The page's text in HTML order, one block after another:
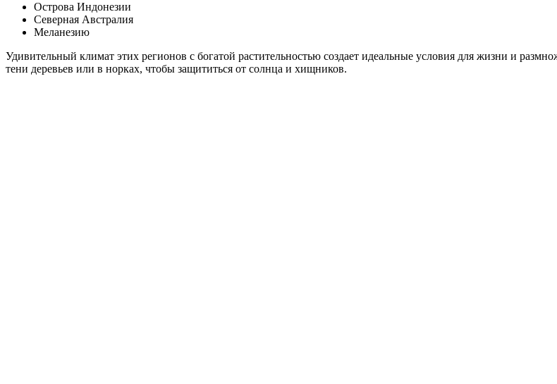
Острова Индонезии
Северная Австралия
Меланезию
Удивительный климат этих регионов с богатой растительностью создает идеальные условия для жизни и
тени деревьев или в норках, чтобы защититься от солнца и хищников.